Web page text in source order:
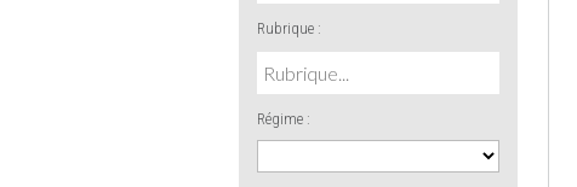
Rubrique :
Régime :